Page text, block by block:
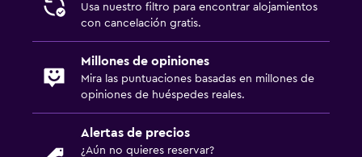
Usa nuestro filtro para encontrar alojamientos
con cancelación gratis.
Millones de opiniones
Mira las puntuaciones basadas en millones de
opiniones de huéspedes reales.
Alertas de precios
¿Aún no quieres reservar?